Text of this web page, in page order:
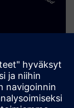
ja Google Cloud